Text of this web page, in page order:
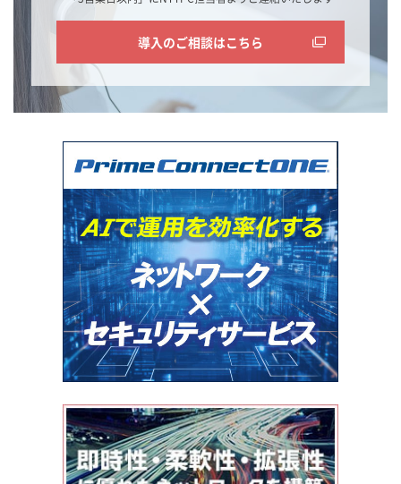
導入のご相談はこちら